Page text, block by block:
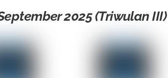
2025 (Triwulan III)